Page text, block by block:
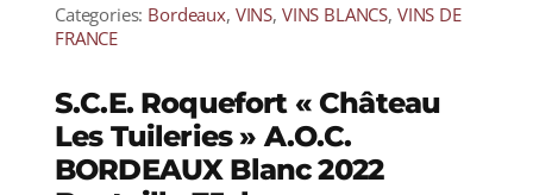
Categories: Bordeaux, VINS, VINS BLANCS, VINS DE
FRANCE
S.C.E. Roquefort « Château
Les Tuileries » A.O.C.
BORDEAUX Blanc 2022